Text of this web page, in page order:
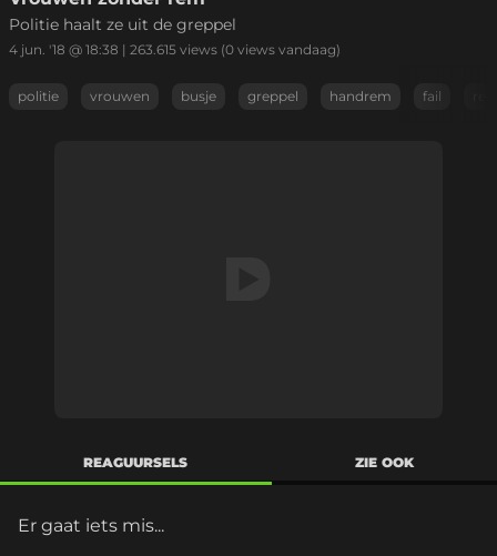
Politie haalt ze uit de greppel
4 jun. '18 @ 18:38 | 263.615 views (0 views vandaag)
politie vrouwen busje greppel handrem fail
REAGUURSELS ZIE OOK
Er gaat iets mis...